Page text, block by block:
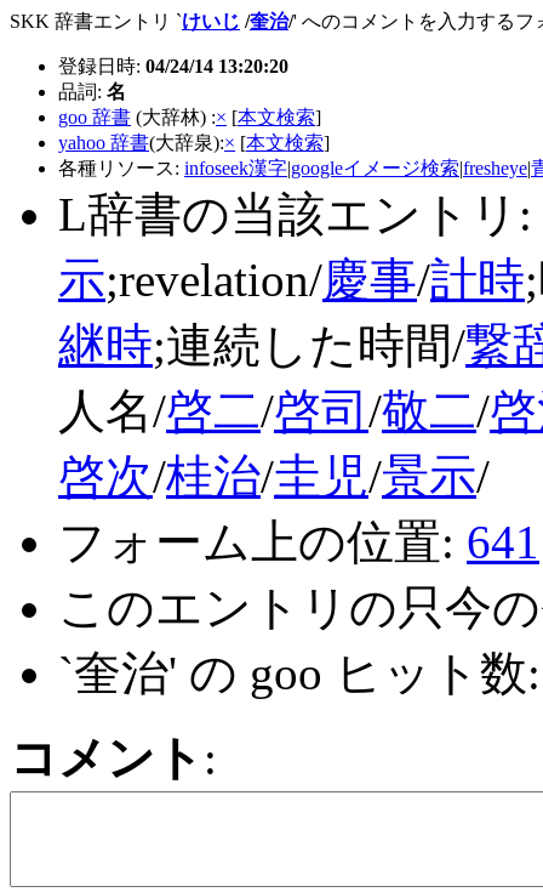
SKK 辞書エントリ `けいじ /奎治/' へのコメントを入力するフ
登録日時: 04/24/14 13:20:20
品詞: 名
goo 辞書 (大辞林) :× [本文検索]
yahoo 辞書(大辞泉):× [本文検索]
各種リソース: infoseek漢字|googleイメージ検索|fresheye|
L辞書の当該エントリ:
示;revelation/慶事/計時
継時;連続した時間/繋
人名/啓二/啓司 /敬二/
啓次/桂治/圭児/景示/
フォーム上の位置: 641
このエントリの只今
`奎治' の goo ヒット
コメント :